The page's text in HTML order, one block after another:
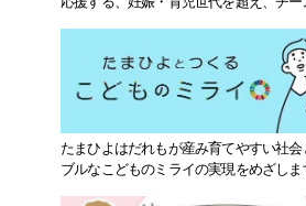
たまひよはだれもが産み育てやすい社
ブルなこどものミライの実現をめざしま